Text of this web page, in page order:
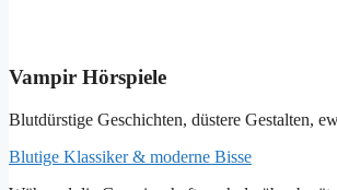
Vampir Hörspiele
Blutdürstige Geschichten, düstere Gestalten,
Blutige Klassiker & moderne Bisse